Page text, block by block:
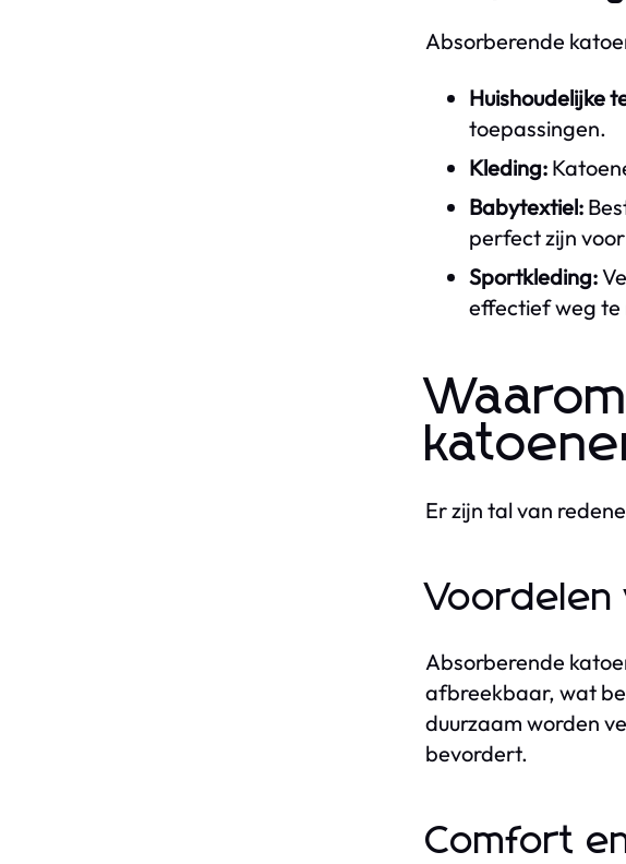
Absorberende
Huishoudelijke
toepassingen.
Kleding:
Babytextiel:
perfect zijn
Sportkleding:
effectief weg te
Er zijn tal van
Voordelen
Absorberende
afbreekbaar, wat
duurzaam worden
bevordert.
Comfort